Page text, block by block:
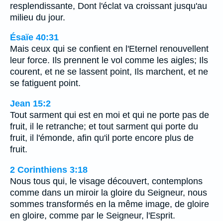
resplendissante, Dont l'éclat va croissant jusqu'au
milieu du jour.
Ésaïe 40:31
Mais ceux qui se confient en l'Eternel renouvellent
leur force. Ils prennent le vol comme les aigles; Ils
courent, et ne se lassent point, Ils marchent, et ne
se fatiguent point.
Jean 15:2
Tout sarment qui est en moi et qui ne porte pas de
fruit, il le retranche; et tout sarment qui porte du
fruit, il l'émonde, afin qu'il porte encore plus de
fruit.
2 Corinthiens 3:18
Nous tous qui, le visage découvert, contemplons
comme dans un miroir la gloire du Seigneur, nous
sommes transformés en la même image, de gloire
en gloire, comme par le Seigneur, l'Esprit.